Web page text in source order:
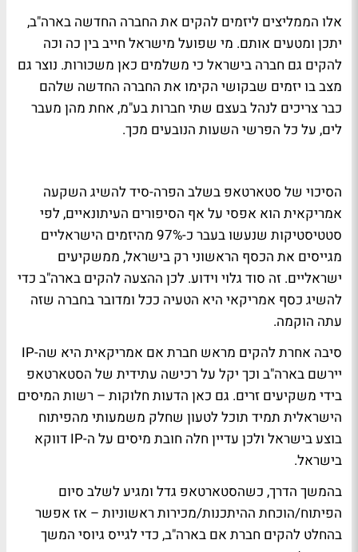
אלו הממליצים ליזמים להקים את החברה החדשה בארה"ב,
יתכן ומטעים אותם. מי שפועל מישראל חייב בין כה וכה
להקים גם חברה בישראל כי משלמים כאן משכורות. נוצר גם
מצב בו יזמים שבקושי הקימו את החברה החדשה שלהם
כבר צריכים לנהל בעצם שתי חברות בע"מ, אחת מהן מעבר
לים, על כל הפרשי השעות הנובעים מכך.
הסיכוי של סטארטאפ בשלב הפרה-סיד להשיג השקעה
אמריקאית הוא אפסי על אף הסיפורים העיתונאיים, לפי
סטטיסטיקות שנעשו בעבר כ-97% מהיזמים הישראליים
מגייסים את הכסף הראשוני רק בישראל, ממשקיעים
ישראליים. זה סוד גלוי וידוע. לכן ההצעה להקים בארה"ב כדי
להשיג כסף אמריקאי היא הטעיה ככל ומדובר בחברה שזה
עתה הוקמה.
סיבה אחרת להקים מראש חברת אם אמריקאית היא שה-IP
יירשם בארה"ב וכך יקל על רכישה עתידית של הסטארטאפ
בידי משקיעים זרים. גם כאן הדעות חלוקות – רשות המיסים
הישראלית תמיד תוכל לטעון שחלק משמעותי מהפיתוח
בוצע בישראל ולכן עדיין חלה חובת מיסים על ה-IP דווקא
בישראל.
בהמשך הדרך, כשהסטארטאפ גדל ומגיע לשלב סיום
הפיתוח/הוכחת ההיתכנות/מכירות ראשוניות – אז אפשר
בהחלט להקים חברת אם בארה"ב, כדי לגייס גיוסי המשך